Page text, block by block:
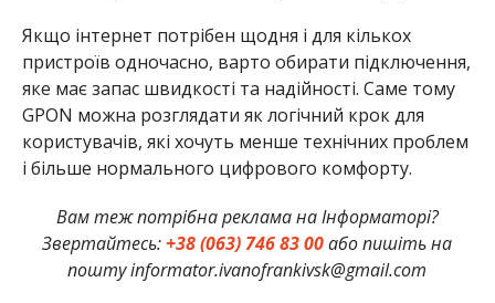
Якщо інтернет потрібен щодня і для кількох
пристроїв одночасно, варто обирати підключення,
яке має запас швидкості та надійності. Саме тому
GPON можна розглядати як логічний крок для
користувачів, які хочуть менше технічних проблем
і більше нормального цифрового комфорту.
Вам теж потрібна реклама на Інформаторі?
Звертайтесь:+38 (063) 746 83 00або пишіть на
пошту informator.ivanofrankivsk@gmail.com